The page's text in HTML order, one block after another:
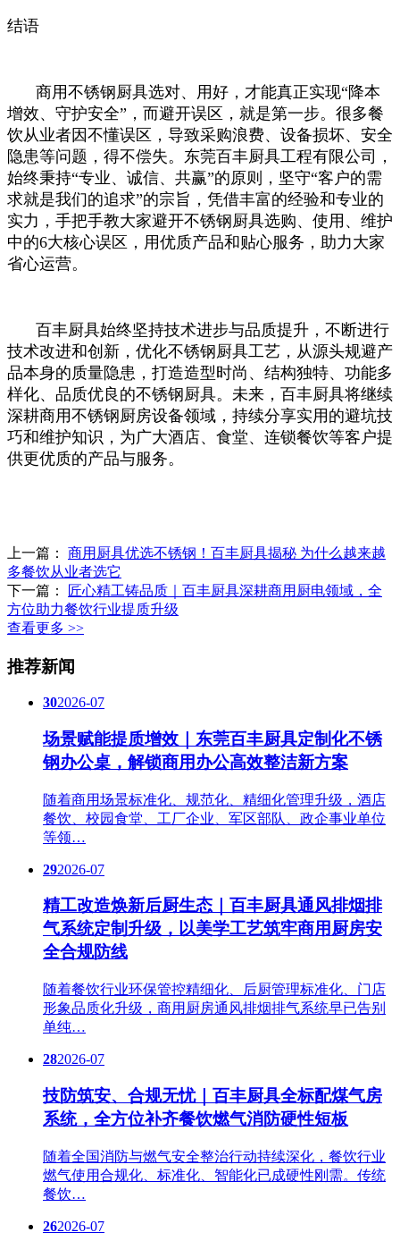
结语
商用不锈钢厨具选对、用好，才能真正实现“降本
增效、守护安全”，而避开误区，就是第一步。很多餐
饮从业者因不懂误区，导致采购浪费、设备损坏、安全
隐患等问题，得不偿失。东莞百丰厨具工程有限公司，
始终秉持“专业、诚信、共赢”的原则，坚守“客户的需
求就是我们的追求”的宗旨，凭借丰富的经验和专业的
实力，手把手教大家避开不锈钢厨具选购、使用、维护
中的6大核心误区，用优质产品和贴心服务，助力大家
省心运营。
百丰厨具始终坚持技术进步与品质提升，不断进行
技术改进和创新，优化不锈钢厨具工艺，从源头规避产
品本身的质量隐患，打造造型时尚、结构独特、功能多
样化、品质优良的不锈钢厨具。未来，百丰厨具将继续
深耕商用不锈钢厨房设备领域，持续分享实用的避坑技
巧和维护知识，为广大酒店、食堂、连锁餐饮等客户提
供更优质的产品与服务。
上一篇： 商用厨具优选不锈钢！百丰厨具揭秘 为什么越来越
多餐饮从业者选它
下一篇：
匠心精工铸品质｜百丰厨具深耕商用厨电领域，全
方位助力餐饮行业提质升级
查看更多 >>
推荐新闻
302026-07
场景赋能提质增效｜东莞百丰厨具定制化不锈
钢办公桌，解锁商用办公高效整洁新方案
随着商用场景标准化、规范化、精细化管理升级，酒店
餐饮、校园食堂、工厂企业、军区部队、政企事业单位
等领…
292026-07
精工改造焕新后厨生态｜百丰厨具通风排烟排
气系统定制升级，以美学工艺筑牢商用厨房安
全合规防线
随着餐饮行业环保管控精细化、后厨管理标准化、门店
形象品质化升级，商用厨房通风排烟排气系统早已告别
单纯…
282026-07
技防筑安、合规无忧｜百丰厨具全标配煤气房
系统，全方位补齐餐饮燃气消防硬性短板
随着全国消防与燃气安全整治行动持续深化，餐饮行业
燃气使用合规化、标准化、智能化已成硬性刚需。传统
餐饮…
262026-07